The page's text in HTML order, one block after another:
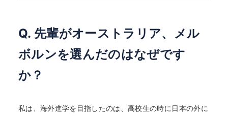
Q. 先輩がオーストラリア、メル
ボルンを選んだのはなぜです
か？
私は、海外進学を目指したのは、高校生の時に日本の外に